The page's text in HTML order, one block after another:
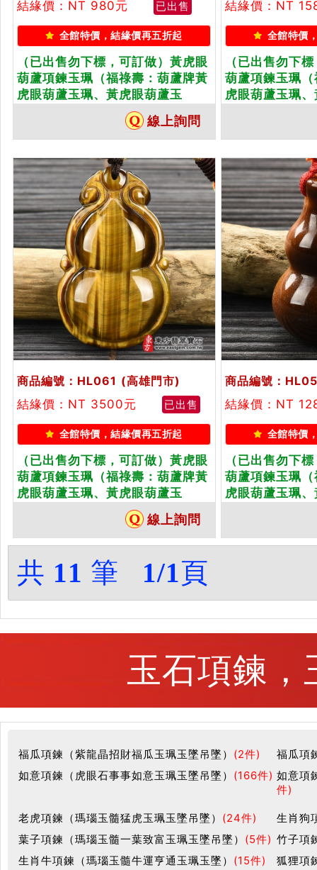
結緣價：NT 980元 已出售
全館特價，結緣價再五折起
（已出售勿下標，可訂做）黃虎眼
葫蘆項鍊玉珮（福祿壽：葫蘆牌黃
虎眼葫蘆玉珮、黃虎眼葫蘆玉
墜）。黃虎眼葫蘆，HL056。客製
化訂做各種黃虎眼葫蘆吊墜玉珮項
鍊。★附東方翡翠寶石保證卡
線上詢問
結緣價：NT
全館特價
（已出售勿下
葫蘆項鍊玉珮
虎眼葫蘆玉珮
鍊。★附東方翡
商品編號：HL061 (高雄門市)
結緣價：NT 3500元
已出售
全館特價，結緣價再五折起
（已出售勿下標，可訂做）黃虎眼
葫蘆項鍊玉珮（福祿壽：葫蘆牌黃
虎眼葫蘆玉珮、黃虎眼葫蘆玉
墜）。黃虎眼葫蘆，HL061。客製
化訂做各種黃虎眼葫蘆吊墜玉珮項
鍊。★附東方翡翠寶石保證卡
線上詢問
商品編號：
結緣價：NT
全館特價
（已出售勿下
葫蘆項鍊玉珮
虎眼葫蘆玉珮
鍊。★附東方翡
共 11 筆 1/1頁
玉石項鍊
福瓜項鍊（紫龍晶招財福瓜玉珮玉墜吊墜） (2件)
福瓜項
如意項鍊（虎眼石事事如意玉珮玉墜吊墜） (166件) 如意項
件)
老虎項鍊（瑪瑙玉髓猛虎玉珮玉墜吊墜） (24件)
生肖狗
葉子項鍊（瑪瑙玉髓一葉致富玉珮玉墜吊墜） (5件) 竹子項
生肖牛項鍊（瑪瑙玉髓牛運亨通玉珮玉墜） (15件)
狐狸項